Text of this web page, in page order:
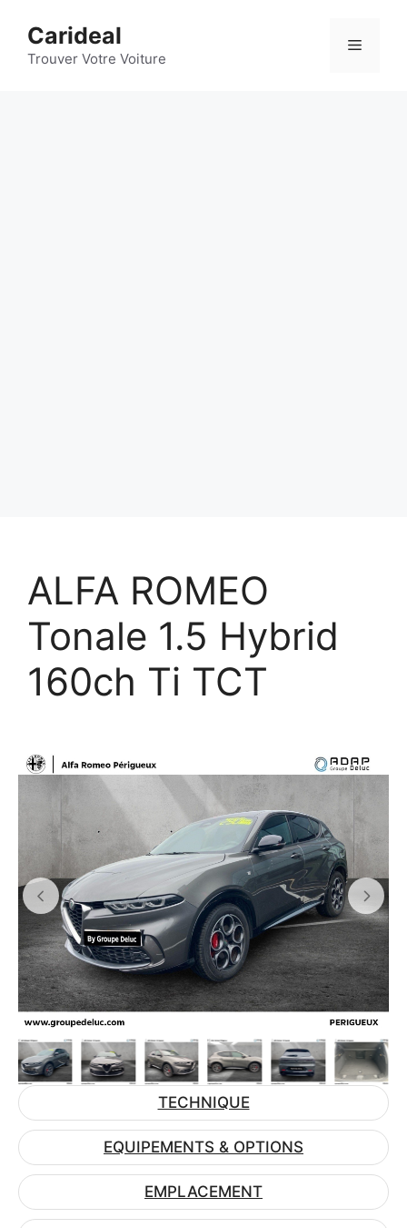
contenu
Carideal
Trouver Votre Voiture
Menu
ALFA ROMEO
Tonale 1.5 Hybrid
160ch Ti TCT
TECHNIQUE
EQUIPEMENTS & OPTIONS
EMPLACEMENT